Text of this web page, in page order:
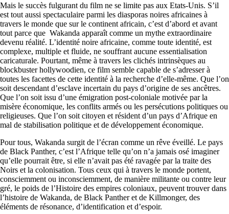
Mais le succès fulgurant du film ne se limite pas aux Etats-Unis. S’il
est tout aussi spectaculaire parmi les diasporas noires africaines à
travers le monde que sur le continent africain, c’est d’abord et avant
tout parce que Wakanda apparaît comme un mythe extraordinaire
devenu réalité. L’identité noire africaine, comme toute identité, est
complexe, multiple et fluide, ne souffrant aucune essentialisation
caricaturale. Pourtant, même à travers les clichés intrinsèques au
blockbuster hollywoodien, ce film semble capable de s’adresser à
toutes les facettes de cette identité à la recherche d’elle-même. Que l’on
soit descendant d’esclave incertain du pays d’origine de ses ancêtres.
Que l’on soit issu d’une émigration post-coloniale motivée par la
misère économique, les conflits armés ou les persécutions politiques ou
religieuses. Que l’on soit citoyen et résident d’un pays d’Afrique en
mal de stabilisation politique et de développement économique.
Pour tous, Wakanda surgit de l’écran comme un rêve éveillé. Le pays
de Black Panther, c’est l’Afrique telle qu’on n’a jamais osé imaginer
qu’elle pourrait être, si elle n’avait pas été ravagée par la traite des
Noirs et la colonisation. Tous ceux qui à travers le monde portent,
consciemment ou inconsciemment, de manière militante ou contre leur
gré, le poids de l’Histoire des empires coloniaux, peuvent trouver dans
l’histoire de Wakanda, de Black Panther et de Killmonger, des
éléments de résonance, d’identification et d’espoir.